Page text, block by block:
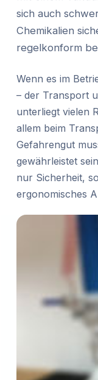
sich auch
Chemikalien
regelkonform
Wenn es im
– der Transport
unterliegt vielen
allem beim
Gefahrengut
gewährleistet
nur Sicherheit,
ergonomisches